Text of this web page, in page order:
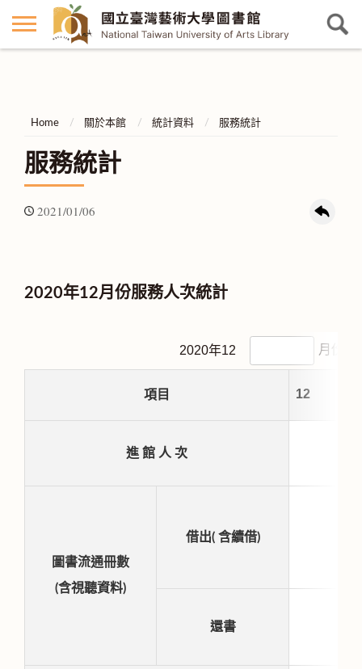
Home 關於本館 統計資料 服務統計
服務統計
2021/01/06
2020年12月份服務人次統計
2020年12 月份服
項目
進 館 人 次
圖書流通冊數
(含視聽資料)
借出( 含續借)
還書